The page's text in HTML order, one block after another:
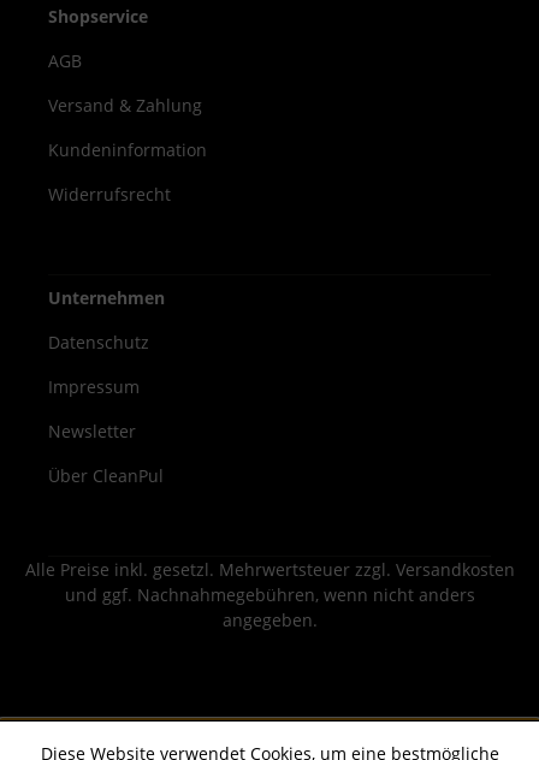
Shopservice
AGB
Versand & Zahlung
Kundeninformation
Widerrufsrecht
Unternehmen
Datenschutz
Impressum
Newsletter
Über CleanPul
Alle Preise inkl. gesetzl. Mehrwertsteuer zzgl. Versandkosten
und ggf. Nachnahmegebühren, wenn nicht anders
angegeben.
Diese Website verwendet Cookies, um eine bestmögliche